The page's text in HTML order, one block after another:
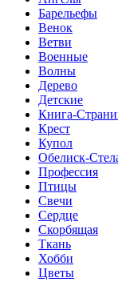
Барельефы
Венок
Ветви
Военные
Волны
Дерево
Детские
Книга-
Крест
Купол
Обелиск-
Профессия
Птицы
Свечи
Сердце
Скорбящая
Ткань
Хобби
Цветы